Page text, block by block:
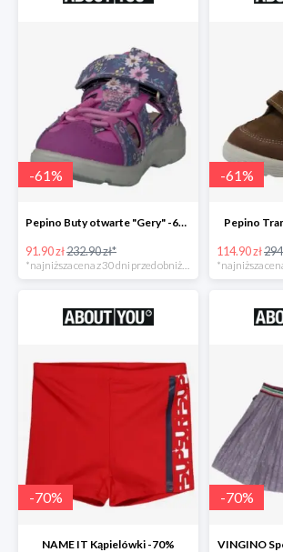
-61%
Pepino Buty otwarte "Gery" -61%
91.90 zł232.90 zł*
-61%
Pepino
114.90 zł
-70%
NAME IT Kąpielówki -70%
-70%
VINGINO